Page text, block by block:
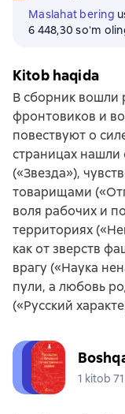
Maslahat bering
6 448,30 soʻm
Kitob haqida
В сборник вошли
фронтовиков и
повествуют о
страницах нашли
(«Звезда»),
товарищами
воля рабочих и
территориях
как от зверств
врагу («Наука
пули, а любовь
(«Русский
1 kitob